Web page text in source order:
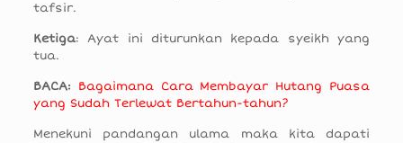
tafsir.
Ketiga: Ayat ini diturunkan kepada syeikh yang
tua.
BACA:
Bagaimana Cara Membayar Hutang Puasa
yang Sudah Terlewat Bertahun-tahun?
Menekuni pandangan ulama maka kita dapati